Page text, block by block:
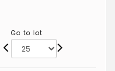
Go to lot